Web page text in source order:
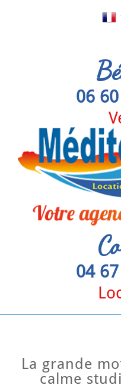
06
04
la grande motte centre ville au
calme